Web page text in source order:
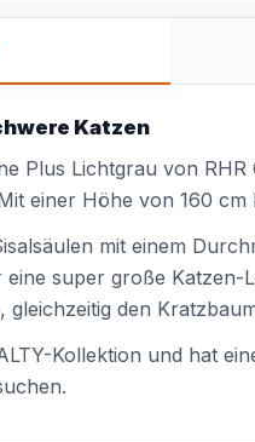
Katzen
Plus Lichtgrau von RHR
einer Höhe von 160
mit einem
super große Katzen-
den
Kollektion und hat